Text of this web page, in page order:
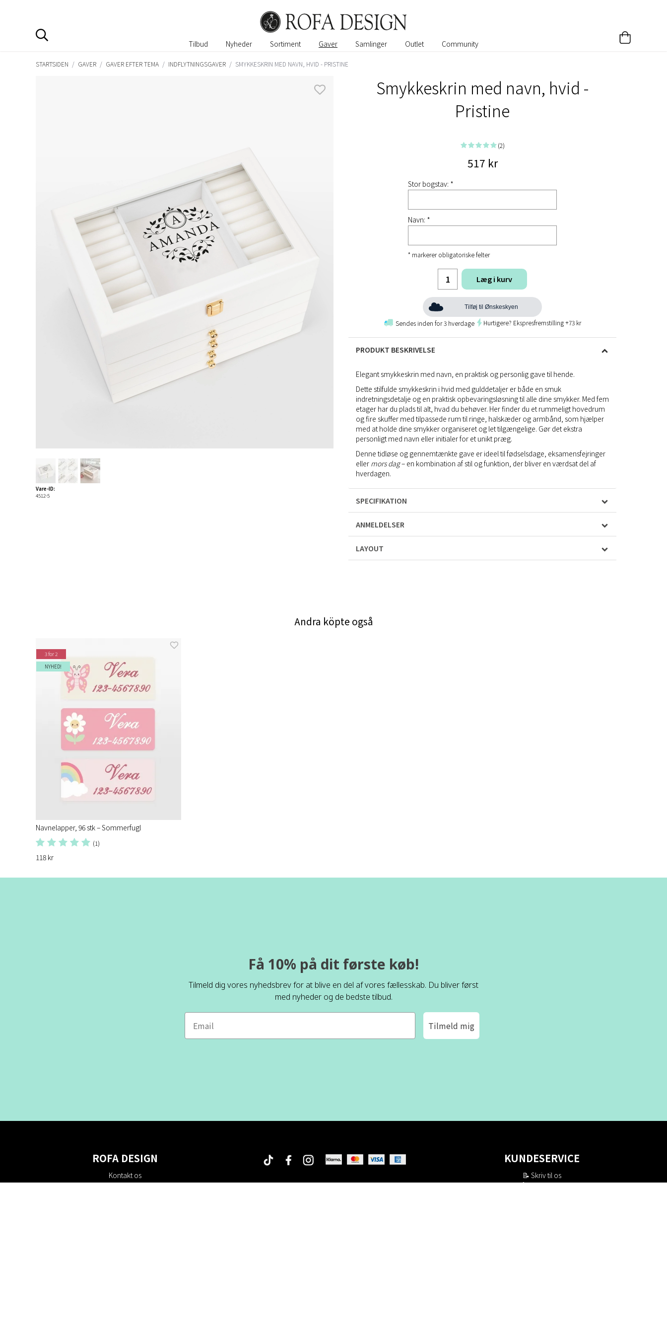
Tilbud Nyheder Sortiment Gaver Samlinger Outlet Community
STARTSIDEN / GAVER / GAVER EFTER TEMA / INDFLYTNINGSGAVER / SMYKKESKRIN MED NAVN, HVID - PRISTINE
Smykkeskrin med navn, hvid -
Pristine
(2)
517 kr
Stor bogstav: *
Navn: *
* markerer obligatoriske felter
Læg i kurv
Tilføj til Ønskeskyen
Sendes inden for 3 hverdage Hurtigere? Ekspresfremstilling +73 kr
PRODUKT BESKRIVELSE
Elegant smykkeskrin med navn, en praktisk og personlig gave til hende.
Dette stilfulde smykkeskrin i hvid med gulddetaljer er både en smuk
indretningsdetalje og en praktisk opbevaringsløsning til alle dine smykker. Med fem
etager har du plads til alt, hvad du behøver. Her finder du et rummeligt hovedrum
og fire skuffer med tilpassede rum til ringe, halskæder og armbånd, som hjælper
med at holde dine smykker organiseret og let tilgængelige. Gør det ekstra
personligt med navn eller initialer for et unikt præg.
Denne tidløse og gennemtænkte gave er ideel til fødselsdage, eksamensfejringer
eller mors dag– en kombination af stil og funktion, der bliver en værdsat del af
hverdagen.
SPECIFIKATION
ANMELDELSER
LAYOUT
Vare-ID:
4512-5
Andra köpte også
3 for 2
NYHED!
Navnelapper, 96 stk – Sommerfugl
(1)
118 kr
Få 10% på dit første køb!
Tilmeld dig vores nyhedsbrev for at blive en del af vores fællesskab. Du bliver først
med nyheder og de bedste tilbud.
Tilmeld mig
ROFA DESIGN
Kontakt os
KUNDESERVICE
📝 Skriv til os
📞 Telefon: +46 8-530 434 10